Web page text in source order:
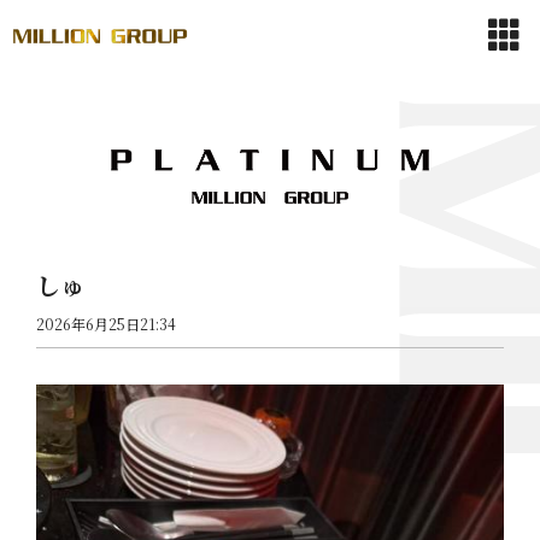
しゅ
2026年6月25日21:34